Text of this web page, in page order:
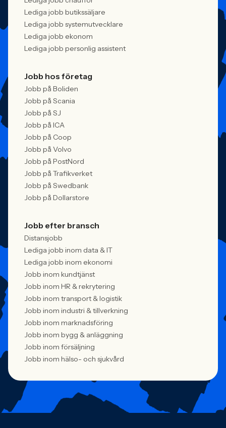
Lediga jobb butikssäljare
Lediga jobb systemutvecklare
Lediga jobb ekonom
Lediga jobb personlig assistent
Jobb hos företag
Jobb på Boliden
Jobb på Scania
Jobb på SJ
Jobb på ICA
Jobb på Coop
Jobb på Volvo
Jobb på PostNord
Jobb på Trafikverket
Jobb på Swedbank
Jobb på Dollarstore
Jobb efter bransch
Distansjobb
Lediga jobb inom data & IT
Lediga jobb inom ekonomi
Jobb inom kundtjänst
Jobb inom HR & rekrytering
Jobb inom transport & logistik
Jobb inom industri & tillverkning
Jobb inom marknadsföring
Jobb inom bygg & anläggning
Jobb inom försäljning
Jobb inom hälso- och sjukvård